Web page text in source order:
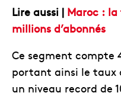
Lire aussi | Maroc :
millions d’abonnés
Ce segment compte
portant ainsi le taux
un niveau record de